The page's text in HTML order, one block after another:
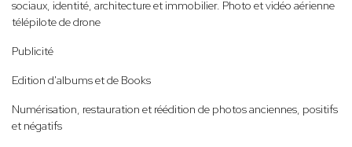
sociaux, identité, architecture et immobilier. Photo et vidéo aérienne
télépilote de drone
Publicité
Edition d'albums et de Books
Numérisation, restauration et réédition de photos anciennes, positifs
et négatifs